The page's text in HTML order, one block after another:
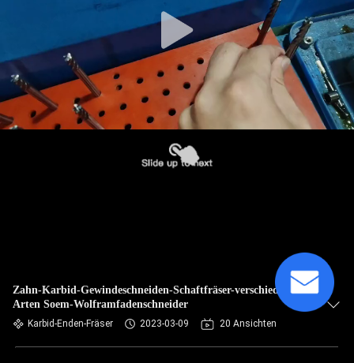
Zahn-Karbid-Gewindeschneiden-Schaftfräser-verschiedener
Arten Soem-Wolframfadenschneider
Karbid-Enden-Fräser 2023-03-09 20 Ansichten